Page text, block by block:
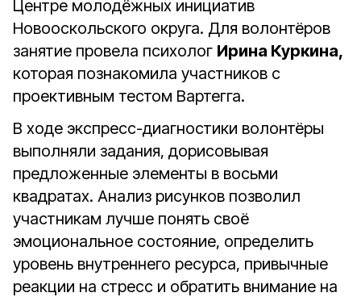
Центре молодёжных инициатив
Новооскольского округа. Для волонтёров
занятие провела психолог Ирина Куркина,
которая познакомила участников с
проективным тестом Вартегга.
В ходе экспресс-диагностики волонтёры
выполняли задания, дорисовывая
предложенные элементы в восьми
квадратах. Анализ рисунков позволил
участникам лучше понять своё
эмоциональное состояние, определить
уровень внутреннего ресурса, привычные
реакции на стресс и обратить внимание на